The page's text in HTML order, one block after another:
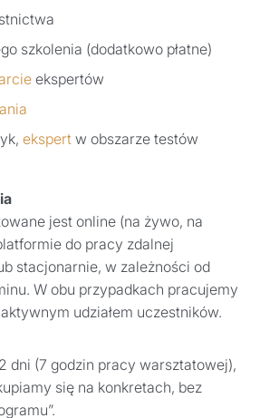
szkolenia (dodatkowo płatne)
ekspertów
ekspert w obszarze testów
jest online (na żywo, na
do pracy zdalnej
stacjonarnie, w zależności od
W obu przypadkach pracujemy
udziałem uczestników.
dni (7 godzin pracy warsztatowej),
się na konkretach, bez